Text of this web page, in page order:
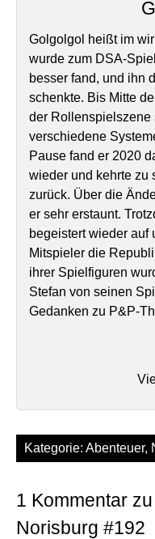
Golgolgol heißt im
wurde zum DSA-
besser fand, und ihn
schenkte. Bis Mitte
der Rollenspielszene
verschiedene
Pause fand er 2020
wieder und kehrte zu
zurück. Über die
er sehr erstaunt.
begeistert wieder auf
Mitspieler die
ihrer Spielfiguren
Stefan von seinen
Gedanken zu P&P-
Kategorie: Abenteuer,
1 Kommentar
Norisburg #192